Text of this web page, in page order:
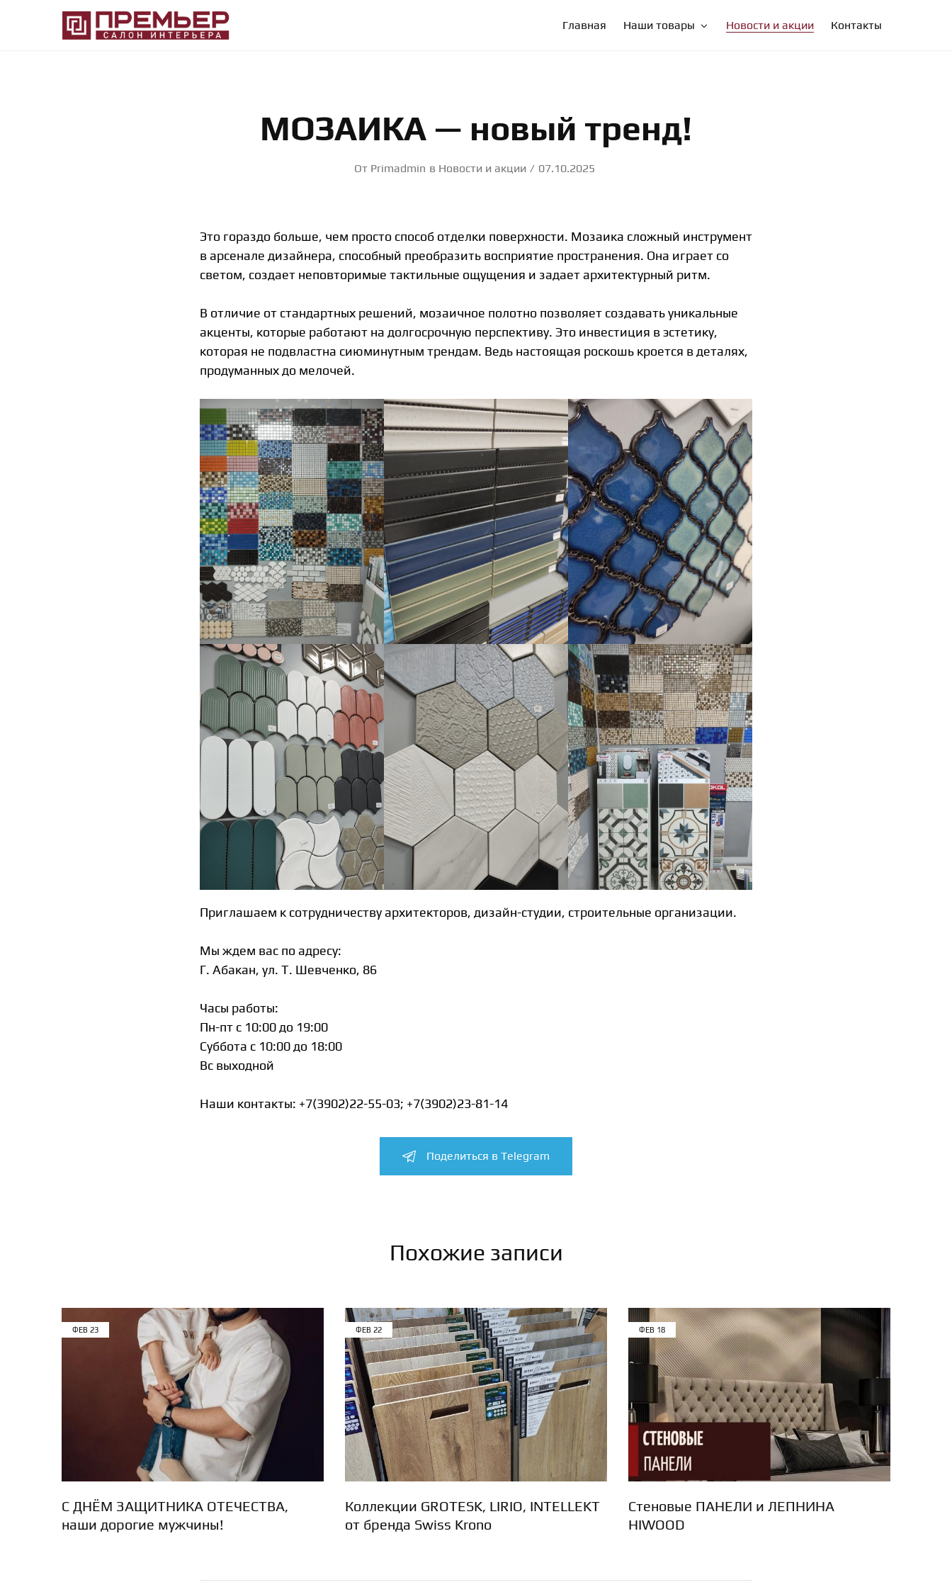
Премьер
—
Крупнейший
в
Главная Наши товары Новости и акции Контакты
МОЗАИКА — новый тренд!
От Primadmin в Новости и акции 07.10.2025
Это гораздо больше, чем просто способ отделки поверхности. Мозаика сложный инструмент
в арсенале дизайнера, способный преобразить восприятие пространения. Она играет со
светом, создает неповторимые тактильные ощущения и задает архитектурный ритм.
В отличие от стандартных решений, мозаичное полотно позволяет создавать уникальные
акценты, которые работают на долгосрочную перспективу. Это инвестиция в эстетику,
которая не подвластна сиюминутным трендам. Ведь настоящая роскошь кроется в деталях,
продуманных до мелочей.
Приглашаем к сотрудничеству архитекторов, дизайн-студии, строительные организации.
Мы ждем вас по адресу:
Г. Абакан, ул. Т. Шевченко, 86
Часы работы:
Пн-пт c 10:00 до 19:00
Суббота с 10:00 до 18:00
Вс выходной
Наши контакты: +7(3902)22-55-03; +7(3902)23-81-14
Поделиться в Telegram
Похожие записи
ФЕВ 23
С ДНЁМ ЗАЩИТНИКА ОТЕЧЕСТВА,
наши дорогие мужчины!
ФЕВ 22
Коллекции GROTESK, LIRIO, INTELLEKT
от бренда Swiss Krono
ФЕВ 18
Стеновые ПАНЕЛИ и ЛЕПНИНА
HIWOOD